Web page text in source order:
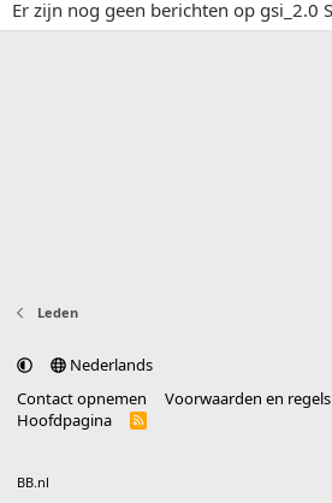
Er zijn nog geen berichten op gsi_2.0
Leden
Nederlands
Contact opnemen
Voorwaarden en regels
Hoofdpagina
R
BB.nl